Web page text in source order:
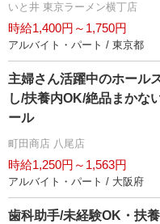
いと井 東京ラーメン横丁店
時給1,400円～1,750円
アルバイト・パート / 東京都
主婦さん活躍中のホール
し/扶養内OK/絶品まかな
ール
町田商店 八尾店
時給1,250円～1,563円
アルバイト・パート / 大阪府
歯科助手/未経験OK・扶